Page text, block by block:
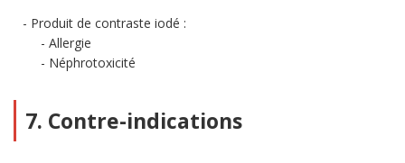
Produit de contraste iodé :
Allergie
Néphrotoxicité
7. Contre-indications